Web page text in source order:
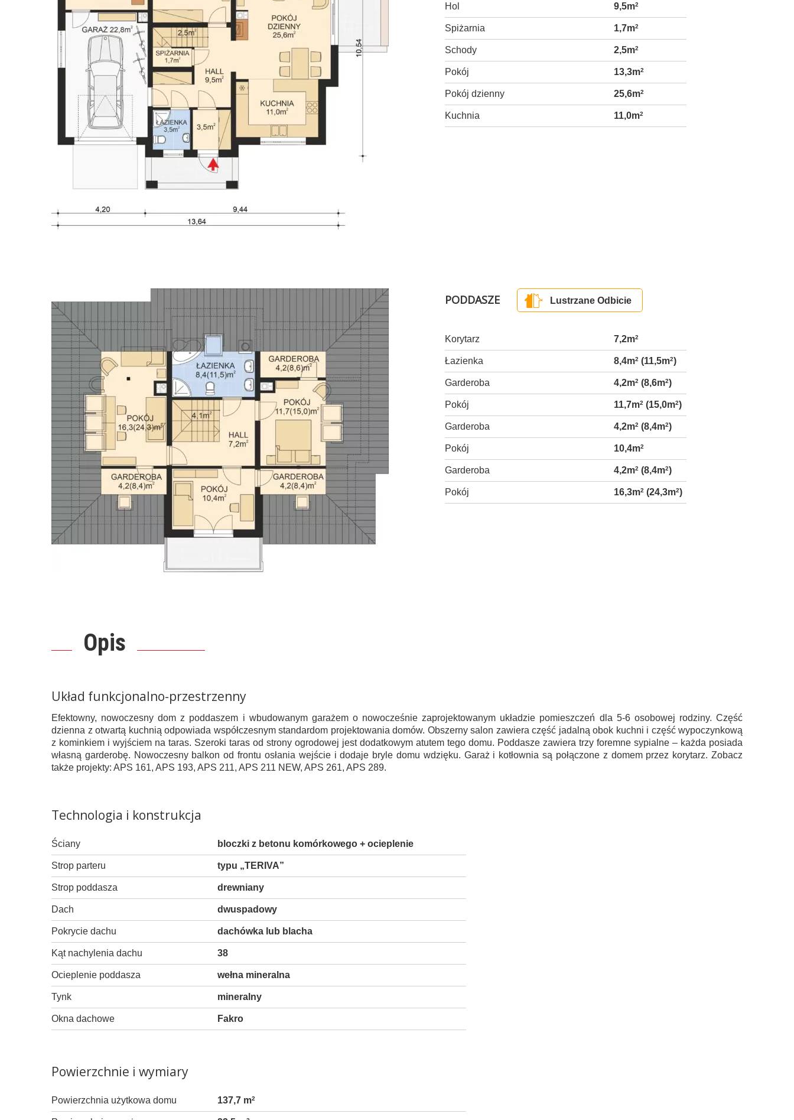
Hol 9,5m2
Spiżarnia 1,7m2
Schody 2,5m2
Pokój 13,3m2
Pokój dzienny 25,6m2
Kuchnia 11,0m2
PODDASZE Lustrzane Odbicie
Korytarz 7,2m2
Łazienka 8,4m2 (11,5m2)
Garderoba 4,2m2 (8,6m2)
Pokój 11,7m2 (15,0m2)
Garderoba 4,2m2 (8,4m2)
Pokój 10,4m2
Garderoba 4,2m2 (8,4m2)
Pokój 16,3m2 (24,3m2)
Opis
Układ funkcjonalno-przestrzenny
Efektowny, nowoczesny dom z poddaszem i wbudowanym garażem o nowocześnie zaprojektowanym układzie pomieszczeń dla 5-6 osobowej rodziny. Część
dzienna z otwartą kuchnią odpowiada współczesnym standardom projektowania domów. Obszerny salon zawiera część jadalną obok kuchni i część wypoczynkową
z kominkiem i wyjściem na taras. Szeroki taras od strony ogrodowej jest dodatkowym atutem tego domu. Poddasze zawiera trzy foremne sypialne – każda posiada
własną garderobę. Nowoczesny balkon od frontu osłania wejście i dodaje bryle domu wdzięku. Garaż i kotłownia są połączone z domem przez korytarz. Zobacz
także projekty: APS 161, APS 193, APS 211, APS 211 NEW, APS 261, APS 289.
Technologia i konstrukcja
Ściany bloczki z betonu komórkowego + ocieplenie
Strop parteru typu „TERIVA”
Strop poddasza drewniany
Dach dwuspadowy
Pokrycie dachu dachówka lub blacha
Kąt nachylenia dachu 38
Ocieplenie poddasza wełna mineralna
Tynk mineralny
Okna dachowe Fakro
Powierzchnie i wymiary
Powierzchnia użytkowa domu 137,7 m2